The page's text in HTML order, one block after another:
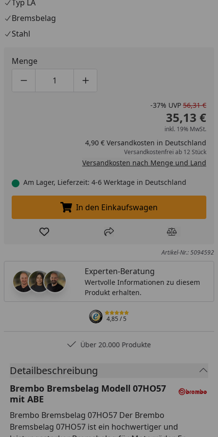
Typ LA
Bremsbelag
Stahl
Menge
Produktmenge um eins verringern
Produktmenge manuell eingeben
Produktmenge um eins erhöhen
-37% UVP 56,31 €
35,13 €
inkl. 19% MwSt.
4,90 € Versandkosten in Deutschland
Versandkostenfrei ab 12 Stück
Versandkosten nach Menge und Land
Am Lager, Lieferzeit: 4-6 Werktage in Deutschland
In den Einkaufswagen legen
In den Einkaufswagen
Produkt zur Wunschliste hinzufügen
Teilen Produkt
Artikel-Nr.: 5094592
Experten-Beratung
Wertvolle Informationen zu diesem
Produkt erhalten.
4,85/ 5
Über 20.000 Produkte
Detailbeschreibung
Brembo Bremsbelag Modell 07HO57
mit ABE
Brembo Bremsbelag 07HO57 Der Brembo
Bremsbelag 07HO57 ist ein hochwertiger und